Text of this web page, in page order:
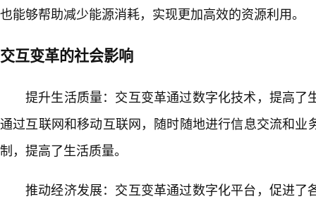
也能够帮助减少能源消耗，实现更加高效的资源利用。
交互变革的社会影响
提升生活质量：交互变革通过数字化技术，提高了
通过互联网和移动互联网，随时随地进行信息交流和业
制，提高了生活质量。
推动经济发展：交互变革通过数字化平台，促进了